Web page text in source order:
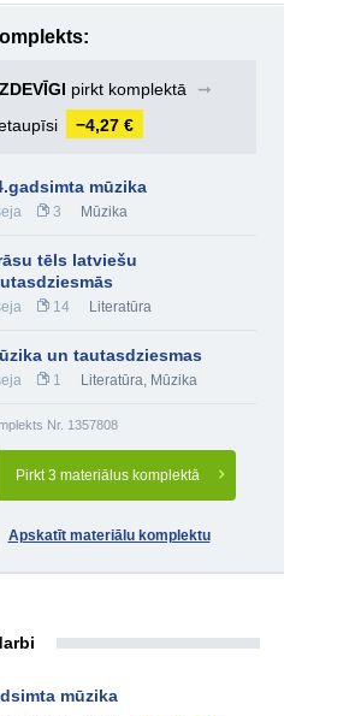
pirkt komplektā
➞
−4,27 €
mūzika
3 Mūzika
tēls latviešu
14 Literatūra
un tautasdziesmas
1 Literatūra, Mūzika
Nr. 1357808
Pirkt 3 materiālus komplektā
Apskatīt materiālu komplektu
mūzika